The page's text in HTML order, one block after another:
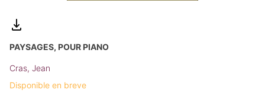
PAYSAGES, POUR PIANO
Cras, Jean
Disponible en breve